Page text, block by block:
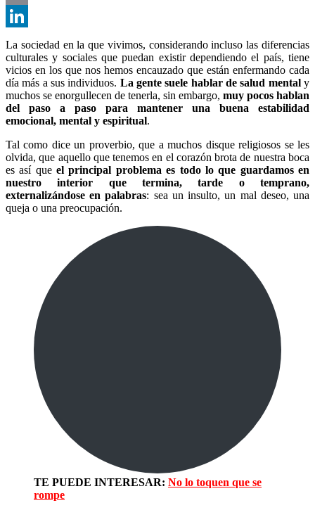
Email
LinkedIn
La sociedad en la que vivimos, considerando incluso las diferencias
culturales y sociales que puedan existir dependiendo el país, tiene
vicios en los que nos hemos encauzado que están enfermando cada
día más a sus individuos. La gente suele hablar de salud mentaly
muchos se enorgullecen de tenerla, sin embargo, muy pocos hablan
del paso a paso para mantener una buena estabilidad
emocional, mental y espiritual.
Tal como dice un proverbio, que a muchos disque religiosos se les
olvida, que aquello que tenemos en el corazón brota de nuestra boca
es así queel principal problema es todo lo que guardamos en
nuestro interior que termina, tarde o temprano,
externalizándose en palabras: sea un insulto, un mal deseo, una
queja o una preocupación.
TE PUEDE INTERESAR: No lo toquen que se
rompe